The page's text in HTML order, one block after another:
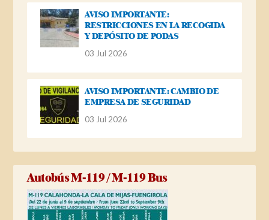
AVISO IMPORTANTE:
RESTRICCIONES EN LA RECOGIDA
Y DEPÓSITO DE PODAS
03 Jul 2026
AVISO IMPORTANTE: CAMBIO DE
EMPRESA DE SEGURIDAD
03 Jul 2026
Autobús M-119 / M-119 Bus